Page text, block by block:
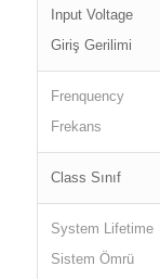
Input Voltage
Giriş Gerilimi
Frenquency
Frekans
Class Sınıf
System Lifetime
Sistem Ömrü